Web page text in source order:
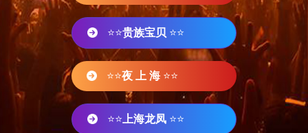
⭐⭐贵族宝贝 ⭐⭐
⭐⭐夜 上 海 ⭐⭐
⭐⭐ 上海龙凤 ⭐⭐